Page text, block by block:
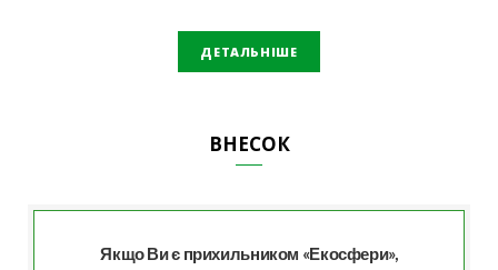
ДЕТАЛЬНІШЕ
ВНЕСОК
Якщо Ви є прихильником «Екосфери»,